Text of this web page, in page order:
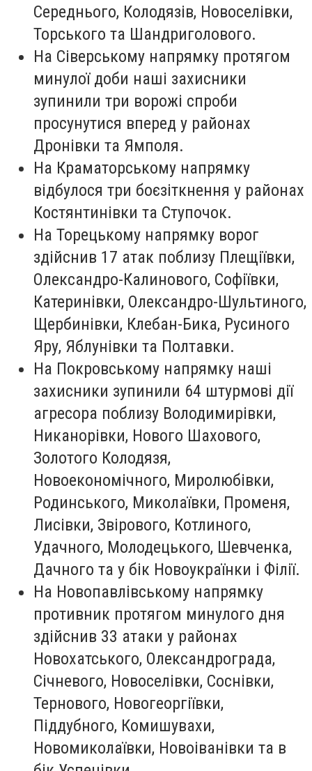
Середнього, Колодязів, Новоселівки,
Торського та Шандриголового.
На Сіверському напрямку протягом
минулої доби наші захисники
зупинили три ворожі спроби
просунутися вперед у районах
Дронівки та Ямполя.
На Краматорському напрямку
відбулося три боєзіткнення у районах
Костянтинівки та Ступочок.
На Торецькому напрямку ворог
здійснив 17 атак поблизу Плещіївки,
Олександро-Калинового, Софіївки,
Катеринівки, Олександро-Шультиного,
Щербинівки, Клебан-Бика, Русиного
Яру, Яблунівки та Полтавки.
На Покровському напрямку наші
захисники зупинили 64 штурмові дії
агресора поблизу Володимирівки,
Никанорівки, Нового Шахового,
Золотого Колодязя,
Новоекономічного, Миролюбівки,
Родинського, Миколаївки, Променя,
Лисівки, Звірового, Котлиного,
Удачного, Молодецького, Шевченка,
Дачного та у бік Новоукраїнки і Філії.
На Новопавлівському напрямку
противник протягом минулого дня
здійснив 33 атаки у районах
Новохатського, Олександрограда,
Січневого, Новоселівки, Соснівки,
Тернового, Новогеоргіївки,
Піддубного, Комишувахи,
Новомиколаївки, Новоіванівки та в